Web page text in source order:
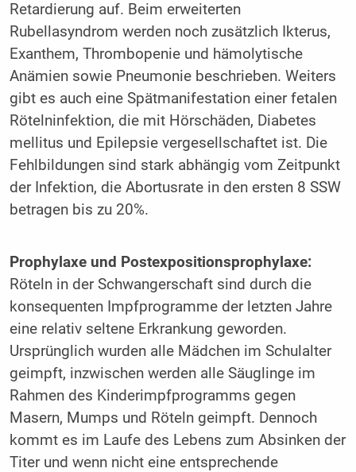
Retardierung auf. Beim erweiterten
Rubellasyndrom werden noch zusätzlich Ikterus,
Exanthem, Thrombopenie und hämolytische
Anämien sowie Pneumonie beschrieben. Weiters
gibt es auch eine Spätmanifestation einer fetalen
Rötelninfektion, die mit Hörschäden, Diabetes
mellitus und Epilepsie vergesellschaftet ist. Die
Fehlbildungen sind stark abhängig vom Zeitpunkt
der Infektion, die Abortusrate in den ersten 8 SSW
betragen bis zu 20%.
Prophylaxe und Postexpositionsprophylaxe:
Röteln in der Schwangerschaft sind durch die
konsequenten Impfprogramme der letzten Jahre
eine relativ seltene Erkrankung geworden.
Ursprünglich wurden alle Mädchen im Schulalter
geimpft, inzwischen werden alle Säuglinge im
Rahmen des Kinderimpfprogramms gegen
Masern, Mumps und Röteln geimpft. Dennoch
kommt es im Laufe des Lebens zum Absinken der
Titer und wenn nicht eine entsprechende